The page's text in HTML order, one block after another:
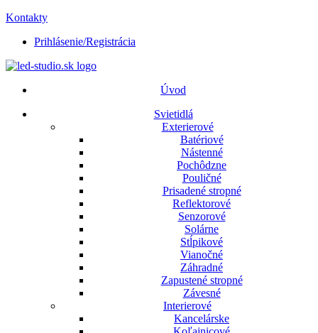
Kontakty
Prihlásenie/Registrácia
Úvod
Svietidlá
Exterierové
Batériové
Nástenné
Pochôdzne
Pouličné
Prisadené stropné
Reflektorové
Senzorové
Solárne
Stĺpikové
Vianočné
Záhradné
Zapustené stropné
Závesné
Interierové
Kancelárske